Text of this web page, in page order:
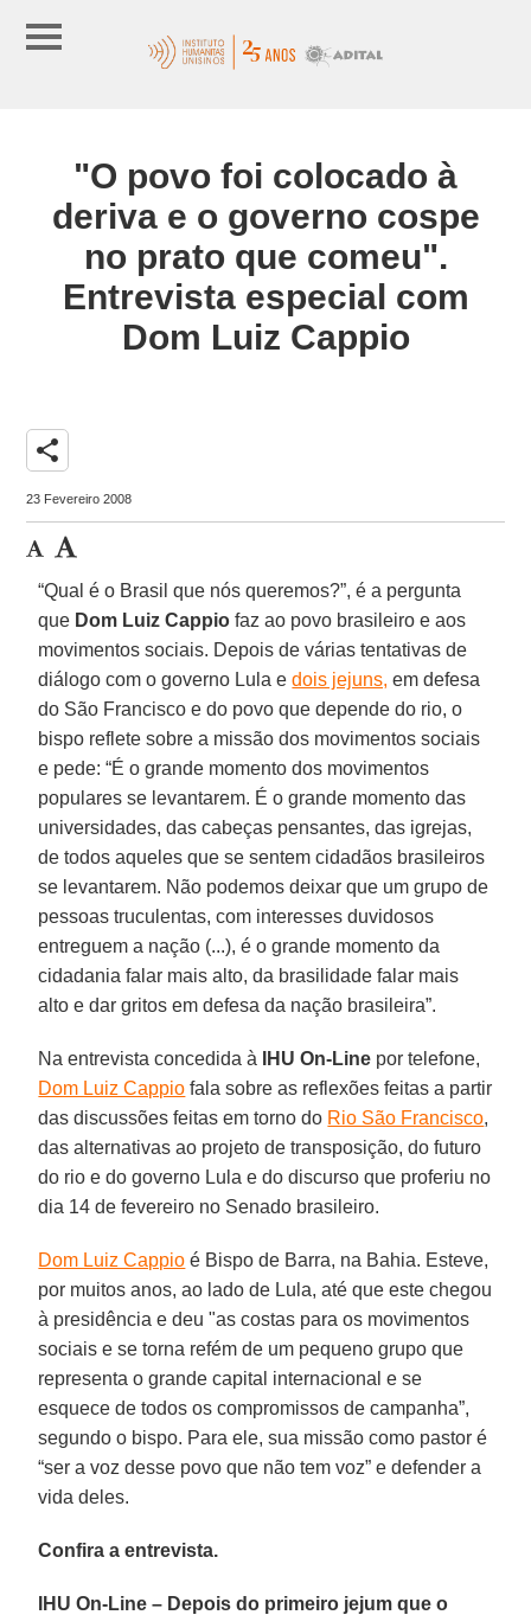
"O povo foi colocado à
deriva e o governo cospe
no prato que comeu".
Entrevista especial com
Dom Luiz Cappio
share
23 Fevereiro 2008
“Qual é o Brasil que nós queremos?”, é a pergunta
que Dom Luiz Cappio faz ao povo brasileiro e aos
movimentos sociais. Depois de várias tentativas de
diálogo com o governo Lula edois jejuns, em defesa
do São Francisco e do povo que depende do rio, o
bispo reflete sobre a missão dos movimentos sociais
e pede: “É o grande momento dos movimentos
populares se levantarem. É o grande momento das
universidades, das cabeças pensantes, das igrejas,
de todos aqueles que se sentem cidadãos brasileiros
se levantarem. Não podemos deixar que um grupo de
pessoas truculentas, com interesses duvidosos
entreguem a nação (...), é o grande momento da
cidadania falar mais alto, da brasilidade falar mais
alto e dar gritos em defesa da nação brasileira”.
Na entrevista concedida à IHU On-Line por telefone,
Dom Luiz Cappio fala sobre as reflexões feitas a partir
das discussões feitas em torno do Rio São Francisco,
das alternativas ao projeto de transposição, do futuro
do rio e do governo Lula e do discurso que proferiu no
dia 14 de fevereiro no Senado brasileiro.
Dom Luiz Cappio é Bispo de Barra, na Bahia. Esteve,
por muitos anos, ao lado de Lula, até que este chegou
à presidência e deu "as costas para os movimentos
sociais e se torna refém de um pequeno grupo que
representa o grande capital internacional e se
esquece de todos os compromissos de campanha”,
segundo o bispo. Para ele, sua missão como pastor é
“ser a voz desse povo que não tem voz” e defender a
vida deles.
Confira a entrevista.
IHU On-Line – Depois do primeiro jejum que o